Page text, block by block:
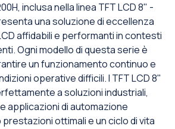
inclusa nella linea TFT LCD 8" -
una soluzione di eccellenza
affidabili e performanti in contesti
Ogni modello di questa serie è
un funzionamento continuo e
operative difficili. I TFT LCD 8"
a soluzioni industriali,
applicazioni di automazione
ottimali e un ciclo di vita